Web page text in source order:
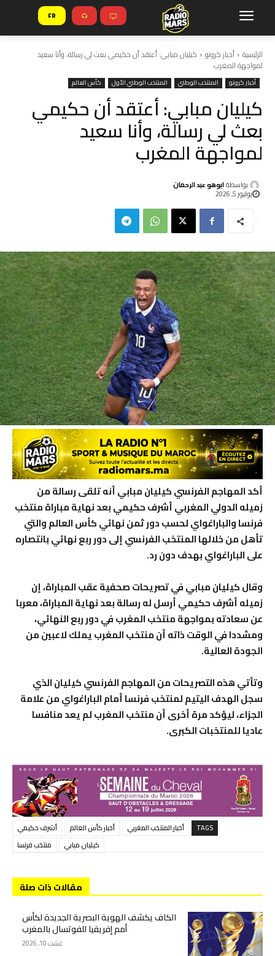
FR
الرئيسية أخبار كرونو كيليان مبابي: أعتقد أن حكيمي بعث لي رسالة، وأنا سعيد
لمواجهة المغرب
أخبار كرونو المنتخب الوطني المنتخب الوطني الأول كأس العالم
كيليان مبابي: أعتقد أن حكيمي
بعث لي رسالة، وأنا سعيد
لمواجهة المغرب
بواسطةابوهو عبد الرحمان
يوليوز 5, 2026
أكد المهاجم الفرنسي كيليان مبابي أنه تلقى رسالة من
زميله الدولي المغربي أشرف حكيمي بعد نهاية مباراة منتخب
فرنسا والباراغواي لحسب دور ثمن نهائي كأس العالم والتي
تأهل من خلالها المنتخب الفرنسي إلى دور ربع نهائي بانتصاره
على الباراغواي بهدف دون رد.
وقال كيليان مبابي في تصريحات صحفية عقب المباراة، إن
زميله أشرف حكيمي أرسل له رسالة بعد نهاية المباراة، معربا
عن سعادته بمواجهة منتخب المغرب في دور ربع النهائي،
ومشددا في الوقت ذاته أن منتخب المغرب يملك لاعبين من
الجودة العالية.
وتأتي هذه التصريحات من المهاجم الفرنسي كيليان الذي
سجل الهدف اليتيم لمنتخب فرنسا أمام الباراغواي من علامة
الجزاء، ليؤكد مرة أخرى أن منتخب المغرب لم يعد منافسا
عاديا للمنتخبات الكبرى.
TAGS أخبار المنتخب المغربي أخبار كأس العالم
أشرف حكيمي
كيليان مبابي
منتخب فرنسا
مقالات ذات صلة
الكاف يكشف الهوية البصرية الجديدة لكأس
أمم إفريقيا للفوتسال بالمغرب
غشت 10, 2026